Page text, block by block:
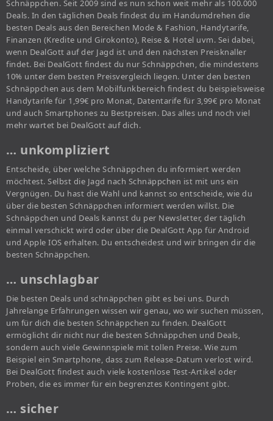
Schnäppchen. Seit 2009 sind es nun schon weit mehr als 100.000
Deals. In den täglichen Deals findest du im Handumdrehen die
besten Deals aus den Bereichen Mode & Fashion, Handytarife,
Finanzen (Kredite und Girokonto), Reise & Hotel uvm. Sei dabei,
wenn DealGott auf der Jagd ist und den nächsten Preisknaller
findet. Bei DealGott findest du nur Schnäppchen, die mindestens
10% unter dem besten Preisvergleich liegen. Unter den besten
Schnäppchen aus dem Mobilfunkbereich findest du beispielsweise
Handytarife für 1,99€ pro Monat, Datentarife für 3,99€ pro Monat
und auch Smartphones zu Bestpreisen. Das alles und noch viel
mehr wartet bei DealGott auf dich.
… unkompliziert
Entscheide, über welche Schnäppchen du informiert werden
möchtest. Selbst die Jagd nach Schnäppchen ist mit uns ein
Vergnügen. Du hast die Wahl und kannst so entscheide, wie du
über die besten Schnäppchen informiert werden willst. Die
Schnäppchen und Deals kannst du per Newsletter, der täglich
einmal verschickt wird oder über die DealGott App für Android
und Apple IOS erhalten. Du entscheidest und wir bringen dir die
besten Schnäppchen.
… unschlagbar
Die besten Deals und schnäppchen gibt es bei uns. Durch
Jahrelange Erfahrungen wissen wir genau, wo wir suchen müssen,
um für dich die besten Schnäppchen zu finden. DealGott
ermöglicht dir nicht nur die besten Schnäppchen und Deals,
sondern auch viele Gewinnspiele mit tollen Preise. Wie zum
Beispiel ein Smartphone, dass zum Release-Datum verlost wird.
Bei DealGott findest auch viele kostenlose Test-Artikel oder
Proben, die es immer für ein begrenztes Kontingent gibt.
… sicher